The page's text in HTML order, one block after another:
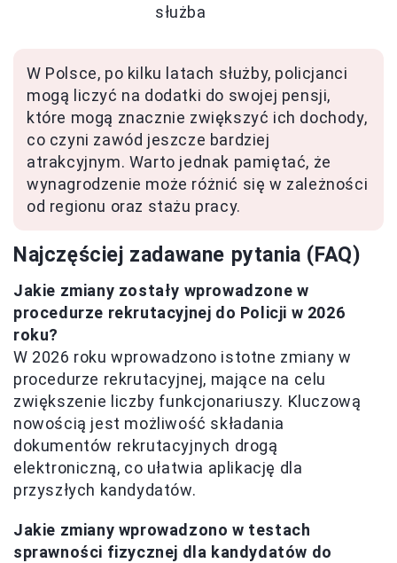
służba
W Polsce, po kilku latach służby, policjanci
mogą liczyć na dodatki do swojej pensji,
które mogą znacznie zwiększyć ich dochody,
co czyni zawód jeszcze bardziej
atrakcyjnym. Warto jednak pamiętać, że
wynagrodzenie może różnić się w zależności
od regionu oraz stażu pracy.
Najczęściej zadawane pytania (FAQ)
Jakie zmiany zostały wprowadzone w
procedurze rekrutacyjnej do Policji w 2026
roku?
W 2026 roku wprowadzono istotne zmiany w
procedurze rekrutacyjnej, mające na celu
zwiększenie liczby funkcjonariuszy. Kluczową
nowością jest możliwość składania
dokumentów rekrutacyjnych drogą
elektroniczną, co ułatwia aplikację dla
przyszłych kandydatów.
Jakie zmiany wprowadzono w testach
sprawności fizycznej dla kandydatów do